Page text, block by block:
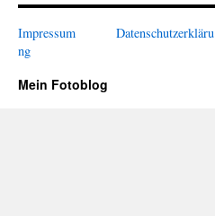
Impressum
Datenschutzerkläru
ng
Mein Fotoblog